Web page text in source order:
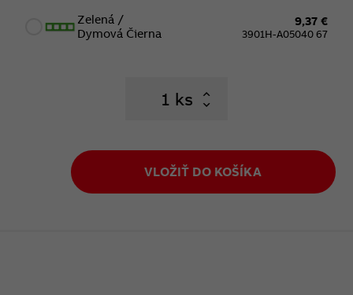
Zelená /
Dymová Čierna
9,37 €
3901H-A05040 67
ks
VLOŽIŤ DO KOŠÍKA